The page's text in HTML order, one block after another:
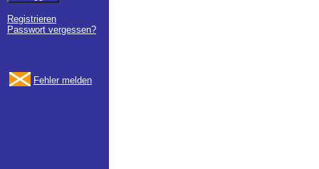
Registrieren
Passwort vergessen?
Fehler melden